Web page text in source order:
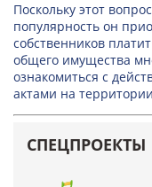
Поскольку этот
популярность он
собственников
общего имущества
ознакомиться с
актами на
СПЕЦПРОЕКТЫ